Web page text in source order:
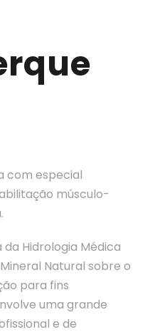
com especial
músculo-
Hidrologia Médica
Natural sobre o
para fins
uma grande
e de